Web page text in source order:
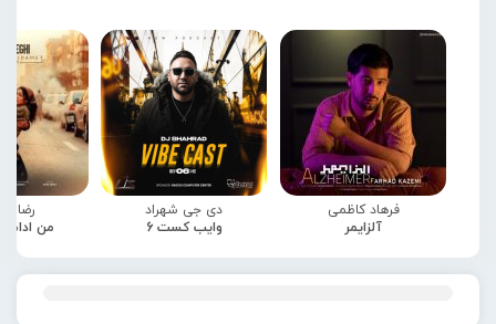
فرهاد کاظمی
آلزایمر
دی جی شهراد
وایب کست 6
رضا
من